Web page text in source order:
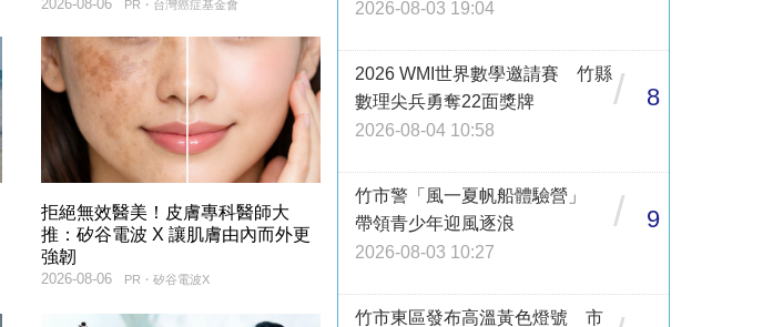
PR・台灣癌症基金會
2026-08-06
拒絕無效醫美！皮膚專科醫師大
推：矽谷電波 X 讓肌膚由內而外更
強韌
PR・矽谷電波X
2026-08-06
2026-08-03 19:04
2026 WMI世界數學邀請賽 竹縣
數理尖兵勇奪22面獎牌
2026-08-04 10:58
/ 8
竹市警「風一夏帆船體驗營」
帶領青少年迎風逐浪
2026-08-03 10:27
/ 9
竹市東區發布高溫黃色燈號 市